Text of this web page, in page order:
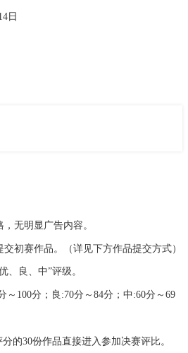
日
无明显广告内容。
初赛作品。（详见下方作品提交方式）
、良、中”评级。
～100分；良:70分～84分；中:60分～69
的30份作品直接进入参加决赛评比。